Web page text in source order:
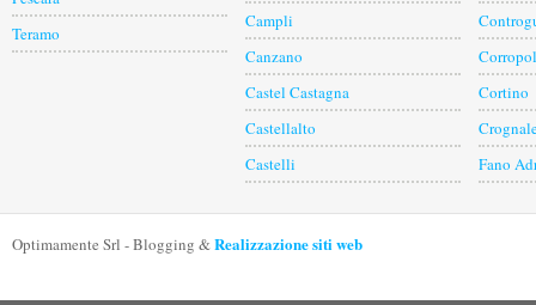
Teramo
Campli
Canzano
Castel Castagna
Castellalto
Castelli
Cortino
Fano
Optimamente Srl - Blogging &Realizzazione siti web